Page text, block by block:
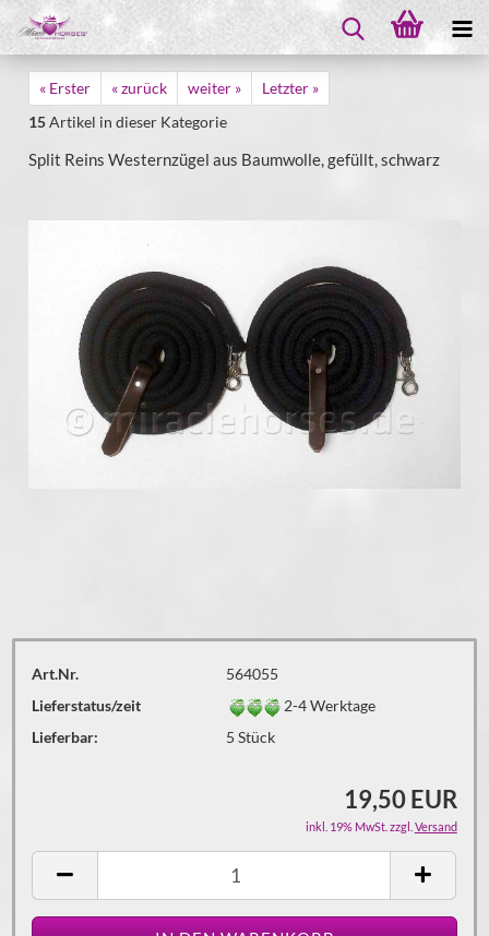
« Erster « zurück weiter »
Letzter »
15Artikel in dieser Kategorie
Split Reins Westernzügel aus Baumwolle, gefüllt, schwarz
Art.Nr.
564055
Lieferstatus/zeit
2-4 Werktage
Lieferbar:
5 Stück
19,50 EUR
inkl. 19% MwSt. zzgl. Versand